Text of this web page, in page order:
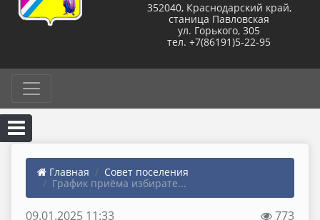
352040, Краснодарский край,
станица Павловская
ул. Горького, 305
тел. +7(86191)5-22-95
Главная
Совет поселения
График приёма избирате...
09.01.2025 11:33
773